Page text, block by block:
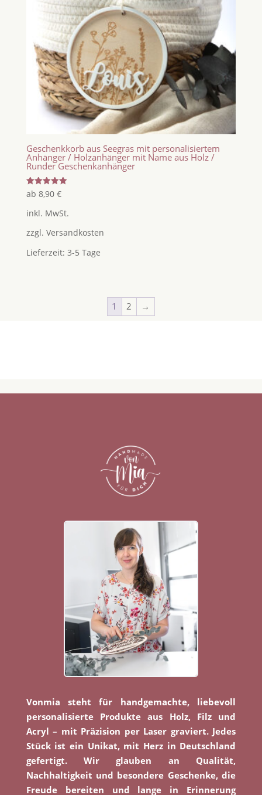
Geschenkkorb aus Seegras mit personalisiertem
Anhänger / Holzanhänger mit Name aus Holz /
Runder Geschenkanhänger
Bewertet
mit
von 5
ab 8,90 €
inkl. MwSt.
zzgl. Versandkosten
Lieferzeit: 3-5 Tage
1 2 →
Vonmia steht für handgemachte, liebevoll
personalisierte Produkte aus Holz, Filz und
Acryl – mit Präzision per Laser graviert. Jedes
Stück ist ein Unikat, mit Herz in Deutschland
gefertigt. Wir glauben an Qualität,
Nachhaltigkeit und besondere Geschenke, die
Freude bereiten und lange in Erinnerung